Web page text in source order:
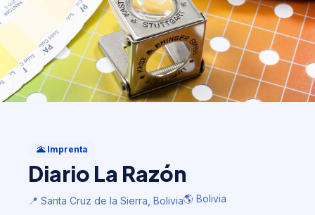
Diario La Razón
📍 Santa Cruz de la Sierra, Bolivia🌎 Bolivia
🌋 Imprenta
Diario La Razón
📍 Santa Cruz de la Sierra, Bolivia🌎 Bolivia